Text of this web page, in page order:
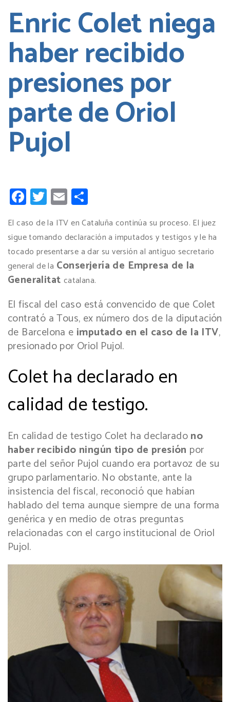
Enric Colet niega
haber recibido
presiones por
parte de Oriol
Pujol
Facebook
Twitter
Email
El caso de la ITV en Cataluña continúa su proceso. El juez
sigue tomando declaración a imputados y testigos y le ha
tocado presentarse a dar su versión al antiguo secretario
general de la Conserjería de Empresa de la
Generalitat catalana.
El fiscal del caso está convencido de que Colet
contrató a Tous, ex número dos de la diputación
de Barcelona e imputado en el caso de la ITV,
presionado por Oriol Pujol.
Colet ha declarado en
calidad de testigo.
En calidad de testigo Colet ha declaradono
haber recibido ningún tipo de presión por
parte del señor Pujol cuando era portavoz de su
grupo parlamentario. No obstante, ante la
insistencia del fiscal, reconoció que habían
hablado del tema aunque siempre de una forma
genérica y en medio de otras preguntas
relacionadas con el cargo institucional de Oriol
Pujol.